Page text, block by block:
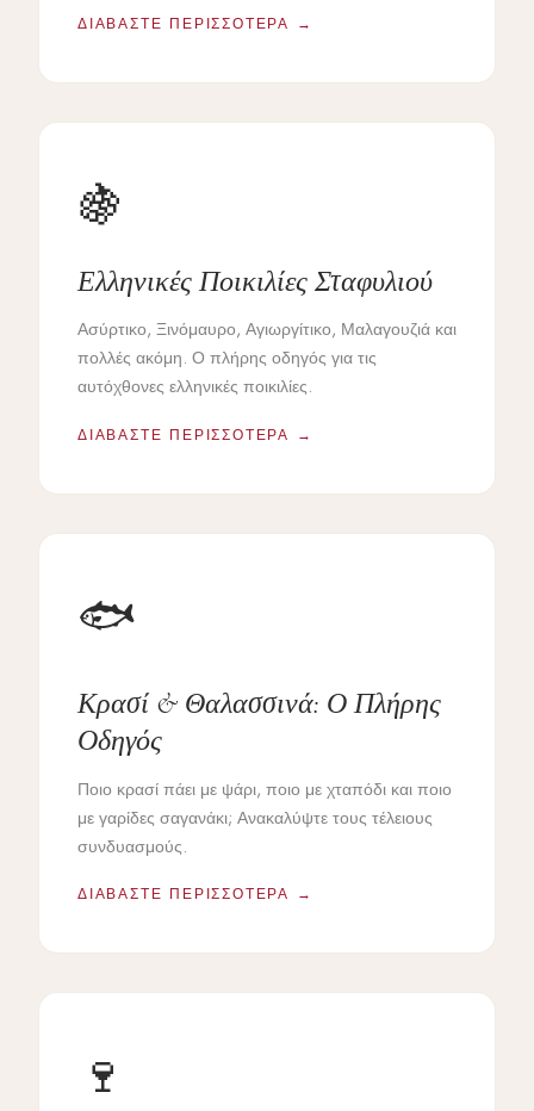
ΔΙΑΒΆΣΤΕ ΠΕΡΙΣΣΌΤΕΡΑ →
🍇
Ελληνικές Ποικιλίες Σταφυλιού
Ασύρτικο, Ξινόμαυρο, Αγιωργίτικο, Μαλαγουζιά και
πολλές ακόμη. Ο πλήρης οδηγός για τις
αυτόχθονες ελληνικές ποικιλίες.
ΔΙΑΒΆΣΤΕ ΠΕΡΙΣΣΌΤΕΡΑ →
🐟
Κρασί & Θαλασσινά: Ο Πλήρης
Οδηγός
Ποιο κρασί πάει με ψάρι, ποιο με χταπόδι και ποιο
με γαρίδες σαγανάκι; Ανακαλύψτε τους τέλειους
συνδυασμούς.
ΔΙΑΒΆΣΤΕ ΠΕΡΙΣΣΌΤΕΡΑ →
🍷